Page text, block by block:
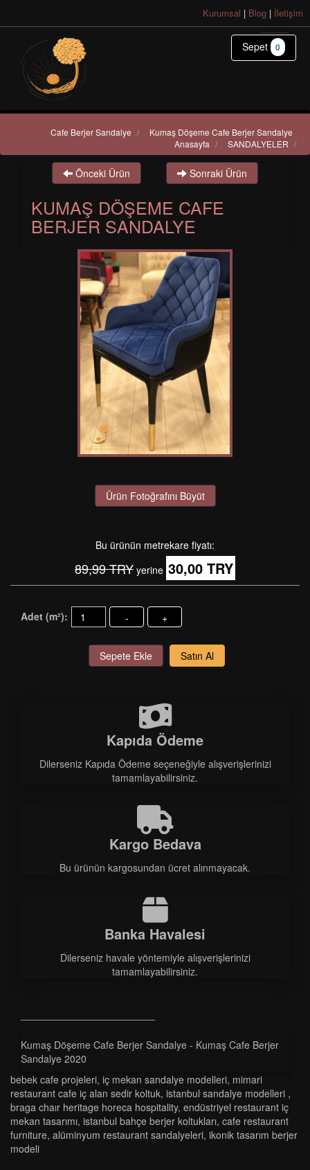
Kurumsal | Blog | İletişim
Kumaş Döşeme Cafe Berjer Sandalye
Cafe Berjer Sandalye /
SANDALYELER /
Anasayfa /
Önceki Ürün Sonraki Ürün
KUMAŞ DÖŞEME CAFE
BERJER SANDALYE
Ürün Fotoğrafını Büyüt
Bu ürünün metrekare fiyatı:
89,99 TRY yerine 30,00 TRY
Adet (m²): - +
Sepete Ekle Satın Al
Kapıda Ödeme
Dilerseniz Kapıda Ödeme seçeneğiyle alışverişlerinizi
tamamlayabilirsiniz.
Kargo Bedava
Bu ürünün kargosundan ücret alınmayacak.
Banka Havalesi
Dilerseniz havale yöntemiyle alışverişlerinizi
tamamlayabilirsiniz.
Sepet 0
Kumaş Döşeme Cafe Berjer Sandalye - Kumaş Cafe Berjer
Sandalye 2020
bebek cafe projeleri, i̇ç mekan sandalye modelleri, mimari
restaurant cafe i̇ç alan sedir koltuk, i̇stanbul sandalye modelleri ,
braga chair heritage horeca hospitality, endüstriyel restaurant i̇ç
mekan tasarımı, i̇stanbul bahçe berjer koltukları, cafe restaurant
furniture, alüminyum restaurant sandalyeleri, i̇konik tasarım berjer
modeli